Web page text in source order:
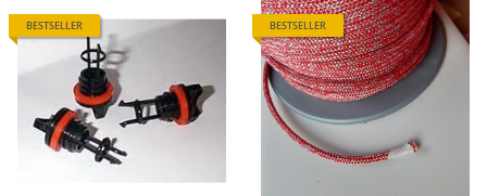
BESTSELLER BESTSELLER